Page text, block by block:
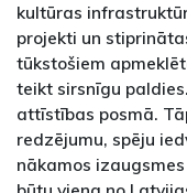
kultūras
projekti un
tūkstošiem
teikt sirsnīgu
attīstības posmā.
redzējumu, spēju
nākamos